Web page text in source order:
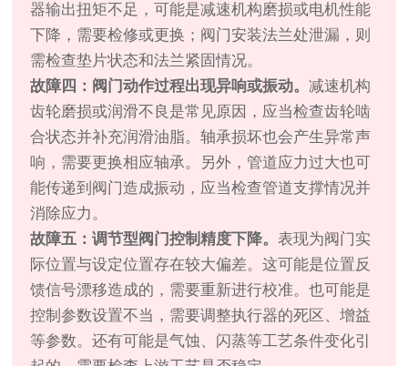
器输出扭矩不足，可能是减速机构磨损或电机性能
下降，需要检修或更换；阀门安装法兰处泄漏，则
需检查垫片状态和法兰紧固情况。
故障四：阀门动作过程出现异响或振动。减速机构
齿轮磨损或润滑不良是常见原因，应当检查齿轮啮
合状态并补充润滑油脂。轴承损坏也会产生异常声
响，需要更换相应轴承。另外，管道应力过大也可
能传递到阀门造成振动，应当检查管道支撑情况并
消除应力。
故障五：调节型阀门控制精度下降。表现为阀门实
际位置与设定位置存在较大偏差。这可能是位置反
馈信号漂移造成的，需要重新进行校准。也可能是
控制参数设置不当，需要调整执行器的死区、增益
等参数。还有可能是气蚀、闪蒸等工艺条件变化引